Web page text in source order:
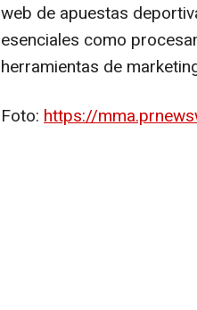
web de apuestas
esenciales como
herramientas de
Foto: https://